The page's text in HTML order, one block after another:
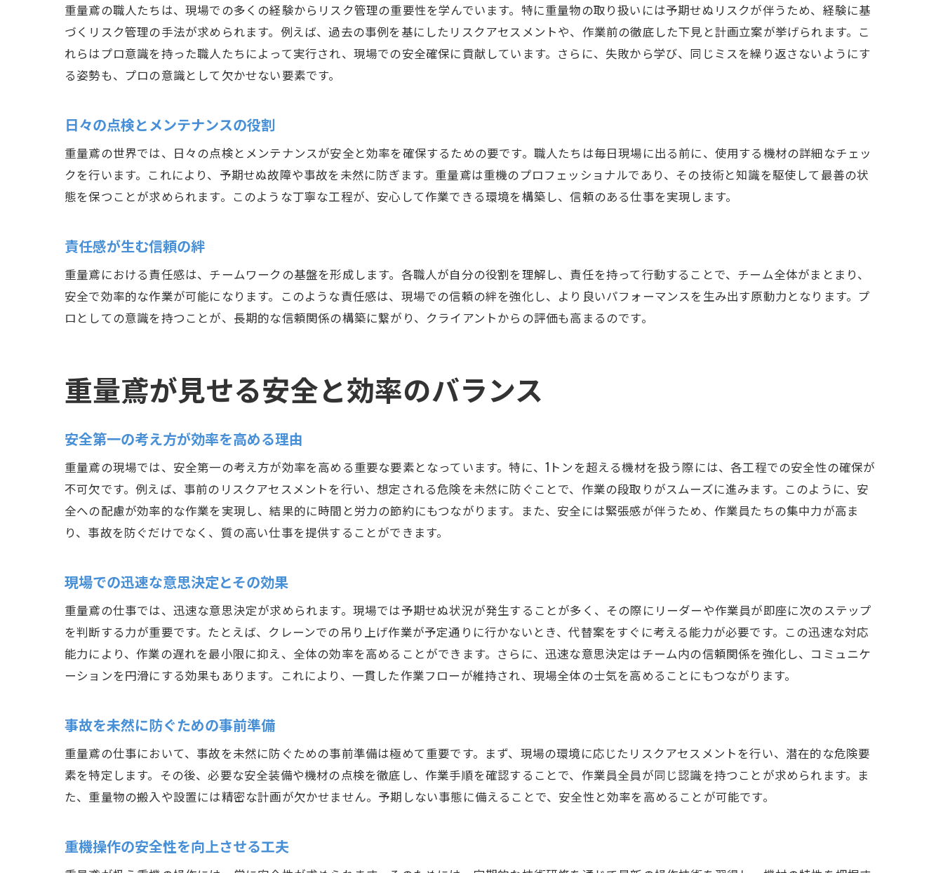
熟練度を高めるための学習方法
信頼を築くためのコミュニケーションスキル
経験を積み重ねることの重要性
資格取得支援で成長を続ける重量鳶の姿勢
資格取得がもたらすキャリアの広がり
資格支援制度を利用したスキルアップ
資格取得を通じた自信の向上
勉強意欲を高めるためのモチベーション管理
重量鳶が備えるべき安全と効率の仕事術
効率的な作業計画の立て方
安全確認を徹底するチェックリストの重要性
日々の業務改善を促進するためのPDCAサイクル
プロの意識を持つ重量鳶の魅力とは何か
プロ意識がもたらす仕事の達成感
プロ意識を持つことで得られる人間関係
業界全体の発展に寄与するプロの意識
重量鳶の職人たちは、現場での多くの経験からリスク管理の重要性を学んでいます。特に重量物の取り扱いには予期せぬリスクが伴うため、経験に基
づくリスク管理の手法が求められます。例えば、過去の事例を基にしたリスクアセスメントや、作業前の徹底した下見と計画立案が挙げられます。こ
れらはプロ意識を持った職人たちによって実行され、現場での安全確保に貢献しています。さらに、失敗から学び、同じミスを繰り返さないようにす
る姿勢も、プロの意識として欠かせない要素です。
日々の点検とメンテナンスの役割
重量鳶の世界では、日々の点検とメンテナンスが安全と効率を確保するための要です。職人たちは毎日現場に出る前に、使用する機材の詳細なチェッ
クを行います。これにより、予期せぬ故障や事故を未然に防ぎます。重量鳶は重機のプロフェッショナルであり、その技術と知識を駆使して最善の状
態を保つことが求められます。このような丁寧な工程が、安心して作業できる環境を構築し、信頼のある仕事を実現します。
責任感が生む信頼の絆
重量鳶における責任感は、チームワークの基盤を形成します。各職人が自分の役割を理解し、責任を持って行動することで、チーム全体がまとまり、
安全で効率的な作業が可能になります。このような責任感は、現場での信頼の絆を強化し、より良いパフォーマンスを生み出す原動力となります。プ
ロとしての意識を持つことが、長期的な信頼関係の構築に繋がり、クライアントからの評価も高まるのです。
重量鳶が見せる安全と効率のバランス
安全第一の考え方が効率を高める理由
重量鳶の現場では、安全第一の考え方が効率を高める重要な要素となっています。特に、1トンを超える機材を扱う際には、各工程での安全性の確保が
不可欠です。例えば、事前のリスクアセスメントを行い、想定される危険を未然に防ぐことで、作業の段取りがスムーズに進みます。このように、安
全への配慮が効率的な作業を実現し、結果的に時間と労力の節約にもつながります。また、安全には緊張感が伴うため、作業員たちの集中力が高ま
り、事故を防ぐだけでなく、質の高い仕事を提供することができます。
現場での迅速な意思決定とその効果
重量鳶の仕事では、迅速な意思決定が求められます。現場では予期せぬ状況が発生することが多く、その際にリーダーや作業員が即座に次のステップ
を判断する力が重要です。たとえば、クレーンでの吊り上げ作業が予定通りに行かないとき、代替案をすぐに考える能力が必要です。この迅速な対応
能力により、作業の遅れを最小限に抑え、全体の効率を高めることができます。さらに、迅速な意思決定はチーム内の信頼関係を強化し、コミュニケ
ーションを円滑にする効果もあります。これにより、一貫した作業フローが維持され、現場全体の士気を高めることにもつながります。
事故を未然に防ぐための事前準備
重量鳶の仕事において、事故を未然に防ぐための事前準備は極めて重要です。まず、現場の環境に応じたリスクアセスメントを行い、潜在的な危険要
素を特定します。その後、必要な安全装備や機材の点検を徹底し、作業手順を確認することで、作業員全員が同じ認識を持つことが求められます。ま
た、重量物の搬入や設置には精密な計画が欠かせません。予期しない事態に備えることで、安全性と効率を高めることが可能です。
重機操作の安全性を向上させる工夫